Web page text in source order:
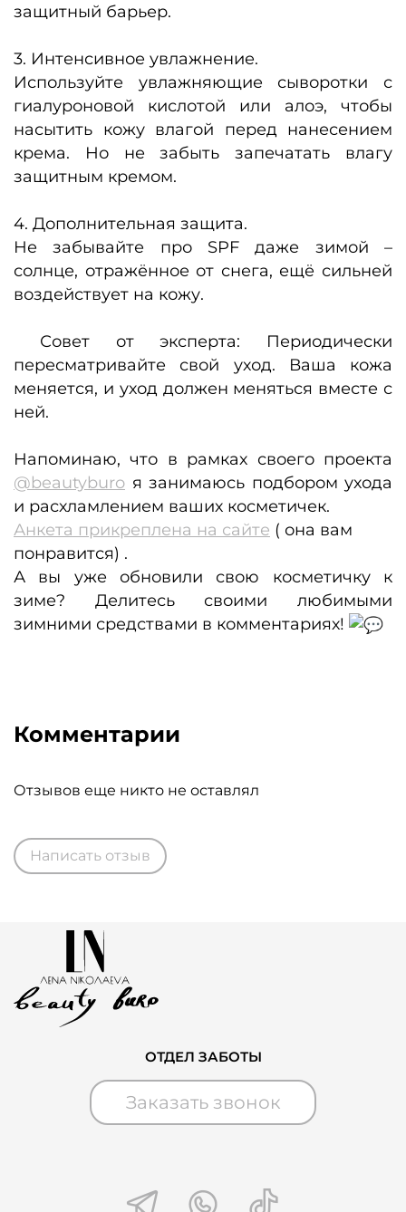
защитный барьер.
3. Интенсивное увлажнение.
Используйте увлажняющие сыворотки с
гиалуроновой кислотой или алоэ, чтобы
насытить кожу влагой перед нанесением
крема. Но не забыть запечатать влагу
защитным кремом.
4. Дополнительная защита.
Не забывайте про SPF даже зимой –
солнце, отражённое от снега, ещё сильней
воздействует на кожу.
Совет от эксперта: Периодически
пересматривайте свой уход. Ваша кожа
меняется, и уход должен меняться вместе с
ней.
Напоминаю, что в рамках своего проекта
@beautyburo я занимаюсь подбором ухода
и расхламлением ваших косметичек.
Анкета прикреплена на сайте ( она вам
понравится) .
А вы уже обновили свою косметичку к
зиме? Делитесь своими любимыми
зимними средствами в комментариях!
Комментарии
Отзывов еще никто не оставлял
Написать отзыв
ОТДЕЛ ЗАБОТЫ
Заказать звонок